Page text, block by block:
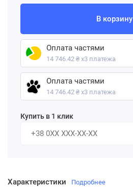
Характеристики Подробнее
В корзину
Оплата частями
14 746.42 ₴ х3 платежа
Оплата частями
14 746.42 ₴ х3 платежа
Купить в 1 клик